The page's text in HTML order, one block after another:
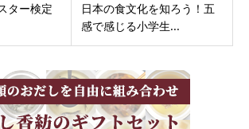
ター検定
日本の食文化を知ろう！五
感で感じる小学生...